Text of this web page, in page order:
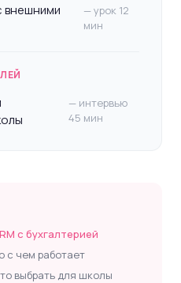
с бухгалтерией
с чем работает
выбрать для школы
внешними
— урок 12
мин
— интервью
45 мин